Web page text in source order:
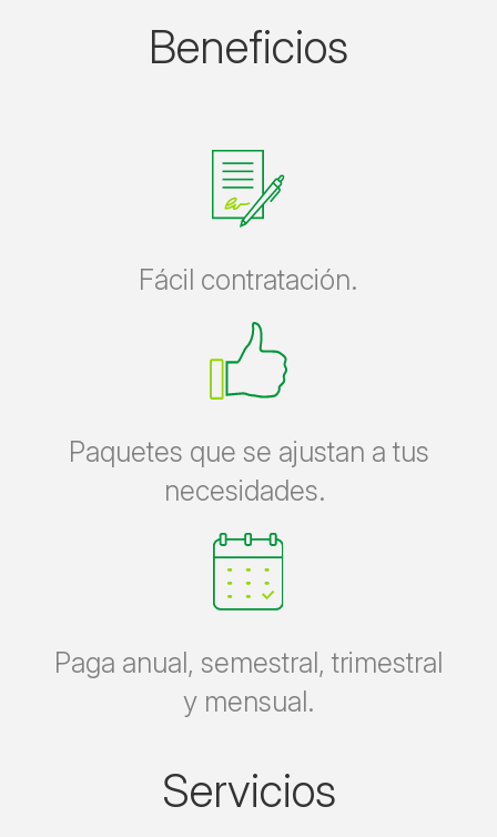
Beneficios
Fácil contratación.
Paquetes que se ajustan a tus
necesidades.
Paga anual, semestral, trimestral
y mensual.
Servicios